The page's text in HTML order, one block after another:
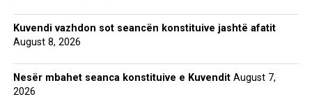
Kuvendi vazhdon sot seancën konstituive jashtë afatit
August 8, 2026
Nesër mbahet seanca konstituive e Kuvendit August 7,
2026